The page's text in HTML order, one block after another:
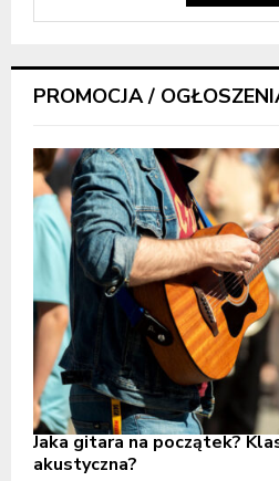
PROMOCJA /
Jaka gitara na początek?
akustyczna?